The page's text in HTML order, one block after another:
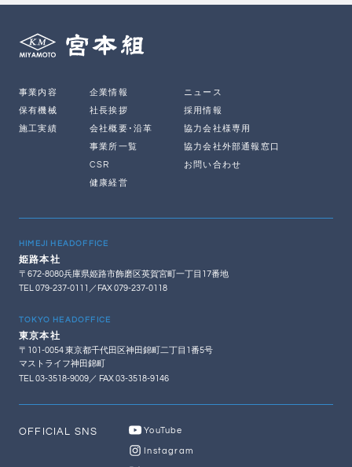
事業内容
保有機械
施工実績
企業情報
社長挨拶
会社概要･沿革
事業所一覧
CSR
健康経営
ニュース
採用情報
協力会社様専用
協力会社外部通報窓口
お問い合わせ
HIMEJI HEADOFFICE
姫路本社
〒672-8080兵庫県姫路市飾磨区英賀宮町一丁目17番地
TEL 079-237-0111／FAX 079-237-0118
TOKYO HEADOFFICE
東京本社
〒101-0054 東京都千代田区神田錦町二丁目1番5号
マストライフ神田錦町
TEL 03-3518-9009／ FAX 03-3518-9146
OFFICIAL SNS YouTube
Instagram